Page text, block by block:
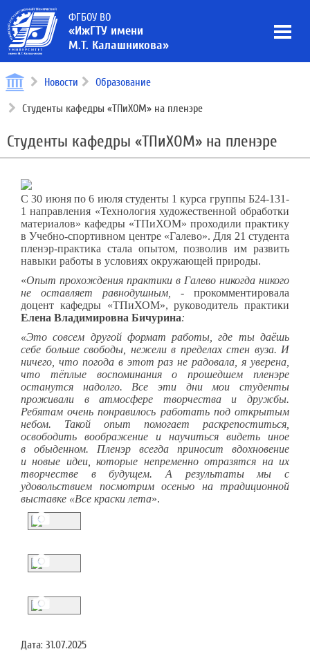
ФГБОУ ВО
«ИжГТУ имени
М.Т. Калашникова»
Новости Образование
Студенты кафедры «ТПиХОМ» на пленэре
Студенты кафедры «ТПиХОМ» на пленэре
С 30 июня по 6 июля студенты 1 курса группы Б24-131-
1 направления «Технология художественной обработки
материалов» кафедры «ТПиХОМ» проходили практику
в Учебно-спортивном центре «Галево». Для 21 студента
пленэр-практика стала опытом, позволив им развить
навыки работы в условиях окружающей природы.
«Опыт прохождения практики в Галево никогда никого
не оставляет равнодушным, - прокомментировала
доцент кафедры «ТПиХОМ», руководитель практики
Елена Владимировна Бичурина:
«Это совсем другой формат работы, где ты даёшь
себе больше свободы, нежели в пределах стен вуза. И
ничего, что погода в этот раз не радовала, я уверена,
что тёплые воспоминания о прошедшем пленэре
останутся надолго. Все эти дни мои студенты
проживали в атмосфере творчества и дружбы.
Ребятам очень понравилось работать под открытым
небом. Такой опыт помогает раскрепоститься,
освободить воображение и научиться видеть иное
в обыденном. Пленэр всегда приносит вдохновение
и новые идеи, которые непременно отразятся на их
творчестве в будущем. А результаты мы с
удовольствием посмотрим осенью на традиционной
выставке «Все краски лета».
Дата: 31.07.2025